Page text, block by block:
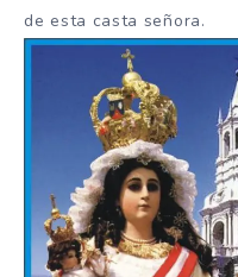
de esta casta señora.